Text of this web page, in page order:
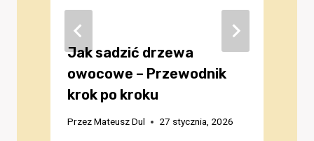
Jak sadzić drzewa
owocowe – Przewodnik
krok po kroku
PrzezMateusz Dul 27 stycznia, 2026